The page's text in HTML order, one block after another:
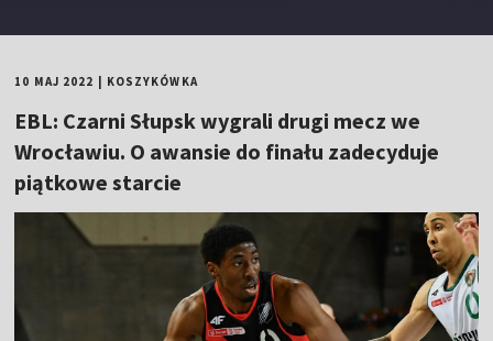
10 MAJ 2022 KOSZYKÓWKA
EBL: Czarni Słupsk wygrali drugi mecz we
Wrocławiu. O awansie do finału zadecyduje
piątkowe starcie